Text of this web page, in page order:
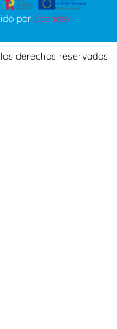
por Xpandex
derechos reservados